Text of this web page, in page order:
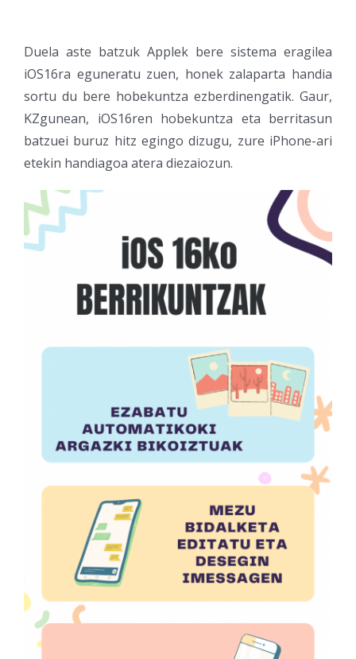
Duela aste batzuk Applek bere sistema eragilea
iOS16ra eguneratu zuen, honek zalaparta handia
sortu du bere hobekuntza ezberdinengatik. Gaur,
KZgunean, iOS16ren hobekuntza eta berritasun
batzuei buruz hitz egingo dizugu, zure iPhone-ari
etekin handiagoa atera diezaiozun.